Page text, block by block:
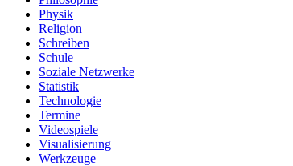
Physik
Religion
Schreiben
Schule
Soziale Netzwerke
Statistik
Technologie
Termine
Videospiele
Visualisierung
Werkzeuge